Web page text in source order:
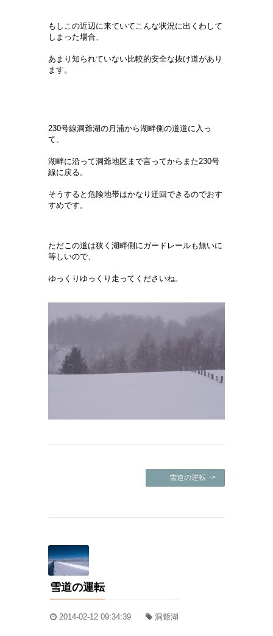
もしこの近辺に来ていてこんな状況に出くわして
しまった場合、
あまり知られていない比較的安全な抜け道があり
ます。
230号線洞爺湖の月浦から湖畔側の道道に入っ
て、
湖畔に沿って洞爺地区まで言ってからまた230号
線に戻る。
そうすると危険地帯はかなり迂回できるのでおす
すめです。
ただこの道は狭く湖畔側にガードレールも無いに
等しいので、
ゆっくりゆっくり走ってくださいね。
雪道の運転 ->
雪道の運転
2014-02-12 09:34:39 洞爺湖